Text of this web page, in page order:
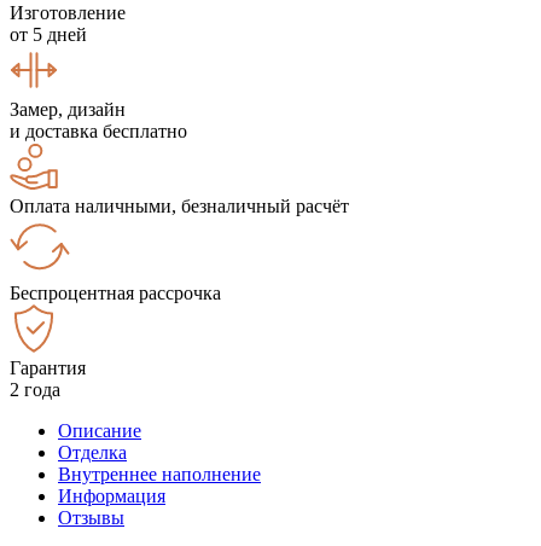
Изготовление
от 5 дней
Замер, дизайн
и доставка бесплатно
Оплата наличными, безналичный расчёт
Беспроцентная рассрочка
Гарантия
2 года
Описание
Отделка
Внутреннее наполнение
Информация
Отзывы